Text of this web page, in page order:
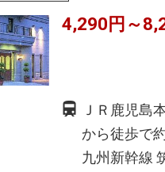
4,290円～
ＪＲ鹿児島
から徒歩で
九州新幹線